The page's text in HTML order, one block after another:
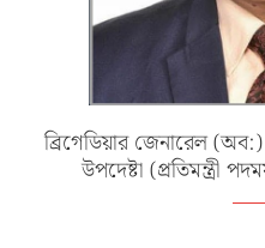
ব্রিগেডিয়ার জেনারেল
উপদেষ্টা (প্রতিমন্ত্রী